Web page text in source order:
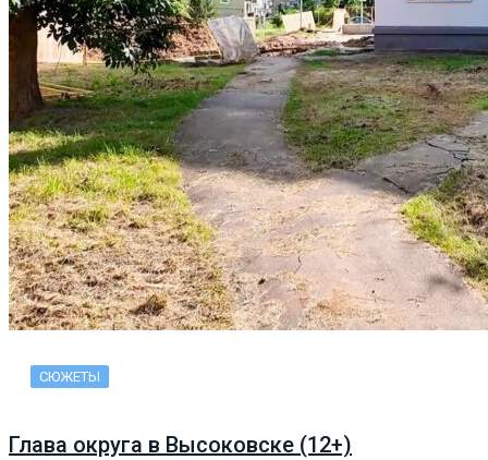
СЮЖЕТЫ
Глава округа в Высоковске (12+)